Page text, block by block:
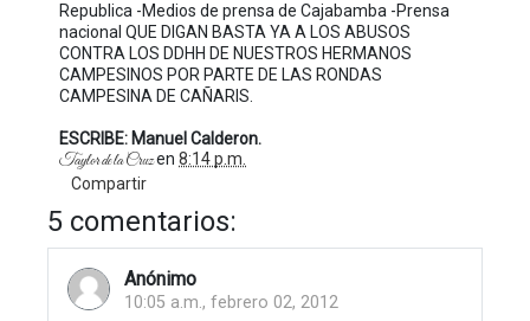
Republica -Medios de prensa de Cajabamba -Prensa
nacional QUE DIGAN BASTA YA A LOS ABUSOS
CONTRA LOS DDHH DE NUESTROS HERMANOS
CAMPESINOS POR PARTE DE LAS RONDAS
CAMPESINA DE CAÑARIS.
ESCRIBE: Manuel Calderon.
Taylor de la Cruzen 8:14 p.m.
Compartir
5 comentarios:
Anónimo
10:05 a.m., febrero 02, 2012